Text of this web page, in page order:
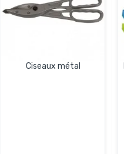
Ciseaux métal